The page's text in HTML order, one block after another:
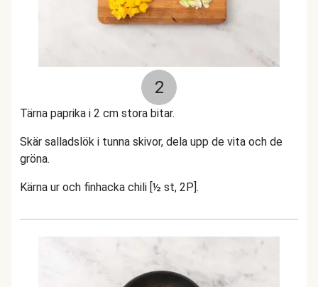
2
Tärna paprika i 2 cm stora bitar.
Skär salladslök i tunna skivor, dela upp de vita och de
gröna.
Kärna ur och finhacka chili [½ st, 2P].